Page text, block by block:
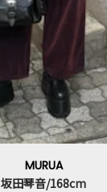
MURUA
坂田琴音/168cm